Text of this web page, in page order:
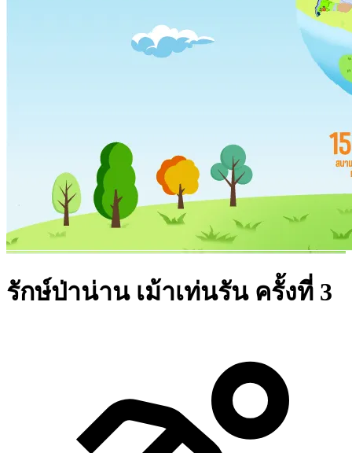
รักษ์ป่าน่าน เม้าเท่นรัน ครั้งที่ 3